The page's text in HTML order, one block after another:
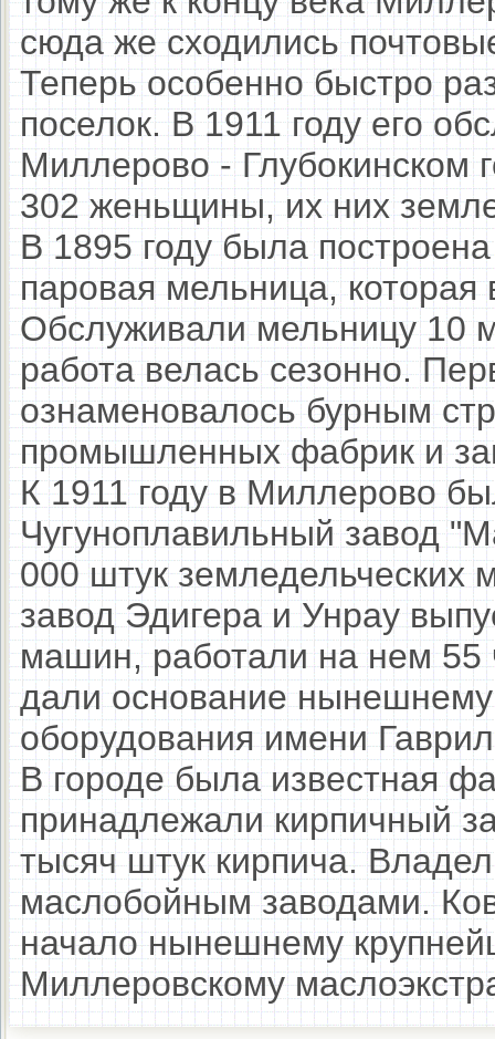
сюда же сходились
Теперь особенно быстро
поселок. В 1911 году его
Миллерово - Глубокинском
302 женьщины, их них
В 1895 году была
паровая мельница,
Обслуживали мельницу 10
работа велась сезонно.
ознаменовалось бурным
промышленных фабрик и
К 1911 году в Миллерово
Чугуноплавильный завод
000 штук земледельческих
завод Эдигера и Унрау
машин, работали на нем 55
дали основание нынешнему
оборудования имени
В городе была известная
принадлежали кирпичный
тысяч штук кирпича.
маслобойным заводами.
начало нынешнему
Миллеровскому